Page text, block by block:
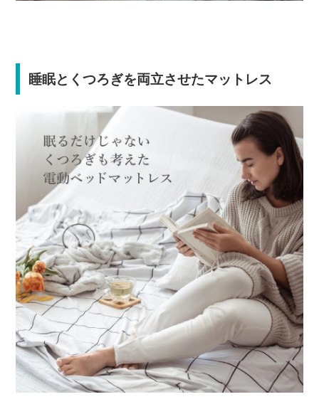
睡眠とくつろぎを両立させたマットレス